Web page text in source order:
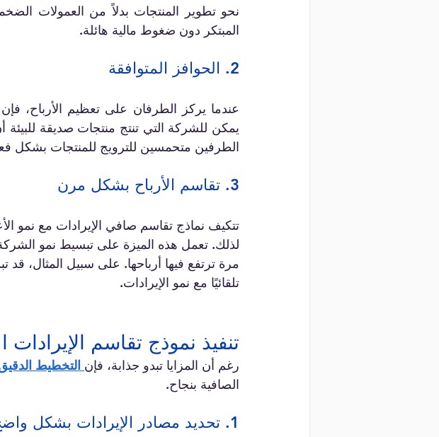
المبتكر دون ضغوط مالية هائلة.
2. الحوافز المتوافقة
الطرفين متحمسين للترويج للمنتجات بشكل
3. تقاسم الأرباح بشكل مرن
تتكيف نماذج تقاسم صافي الإيرادات مع نمو
لذلك. تعمل هذه الميزة على تبسيط نمو
تلقائيًا مع نمو الإيرادات.
تنفيذ نموذج تقاسم الإيرادات
رغم أن المزايا تبدو جذابة، فإن التخطيط
الصافية بنجاح.
1. تحديد مصادر الإيرادات بشكل واضح